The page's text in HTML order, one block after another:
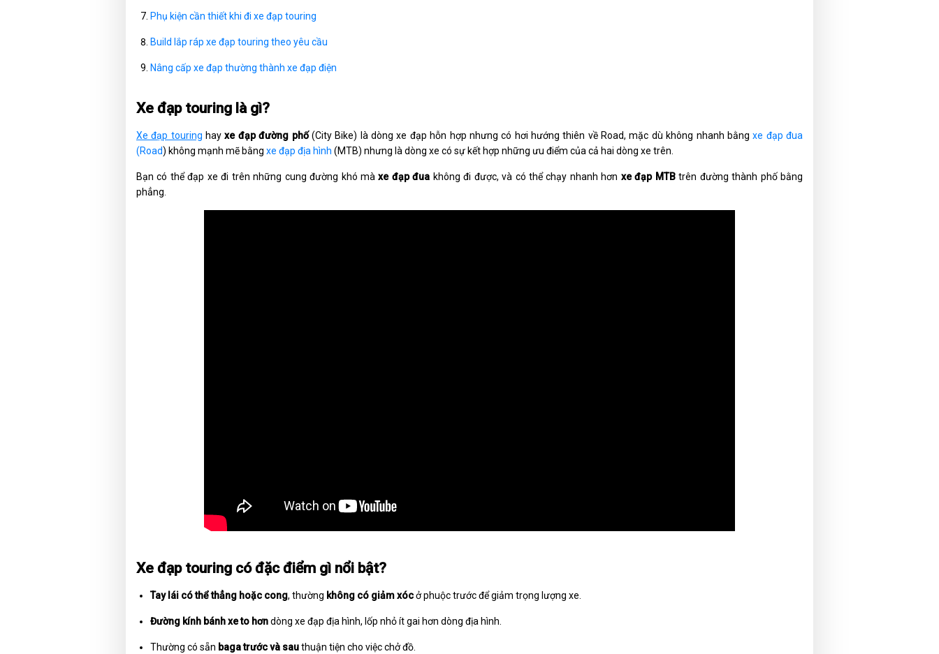
Phụ kiện cần thiết khi đi xe đạp touring
Build lắp ráp xe đạp touring theo yêu cầu
Nâng cấp xe đạp thường thành xe đạp điện
Xe đạp touring là gì?
Xe đạp touring hayxe đạp đường phố(City Bike) là dòng xe đạp hỗn hợp nhưng có hơi hướng thiên về Road, mặc dù không nhanh bằngxe đạp đua
(Road) không mạnh mẽ bằng xe đạp địa hình (MTB) nhưng là dòng xe có sự kết hợp những ưu điểm của cả hai dòng xe trên.
Bạn có thể đạp xe đi trên những cung đường khó màxe đạp đua không đi được, và có thể chạy nhanh hơn xe đạp MTBtrên đường thành phố bằng
phẳng.
Xe đạp touring có đặc điểm gì nổi bật?
Tay lái có thể thẳng hoặc cong, thường không có giảm xócở phuộc trước để giảm trọng lượng xe.
Đường kính bánh xe to hơndòng xe đạp địa hình, lốp nhỏ ít gai hơn dòng địa hình.
Thường có sẵn baga trước và sauthuận tiện cho việc chở đồ.